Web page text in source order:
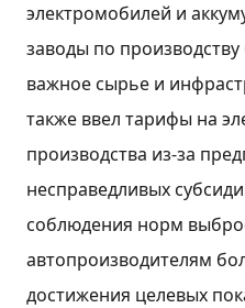
электромобилей и
заводы по
важное сырье и
также ввел тарифы на
производства из-за
несправедливых
соблюдения норм
автопроизводителям
достижения целевых